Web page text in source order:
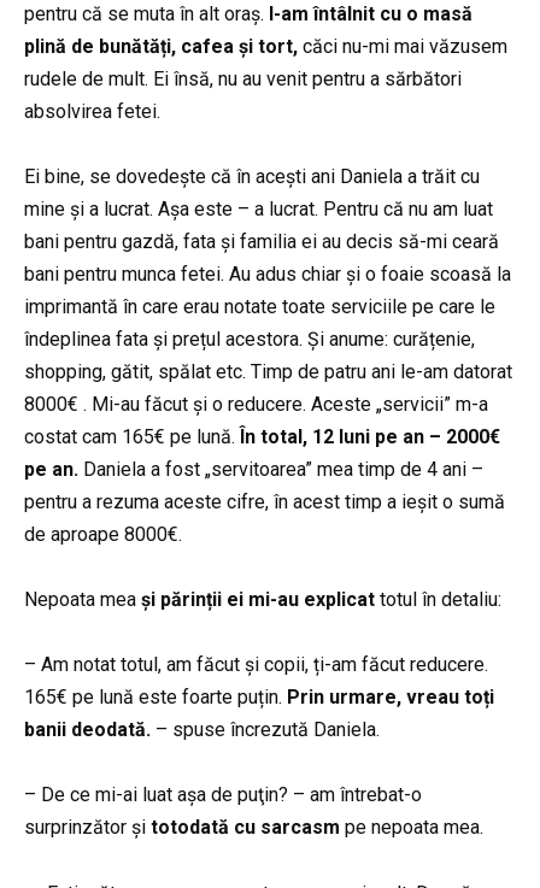
pentru că se muta în alt oraș. I-am întâlnit cu o masă
plină de bunătăți, cafea și tort, căci nu-mi mai văzusem
rudele de mult. Ei însă, nu au venit pentru a sărbători
absolvirea fetei.
Ei bine, se dovedește că în acești ani Daniela a trăit cu
mine și a lucrat. Așa este – a lucrat. Pentru că nu am luat
bani pentru gazdă, fata și familia ei au decis să-mi ceară
bani pentru munca fetei. Au adus chiar și o foaie scoasă la
imprimantă în care erau notate toate serviciile pe care le
îndeplinea fata și prețul acestora. Și anume: curățenie,
shopping, gătit, spălat etc. Timp de patru ani le-am datorat
8000€ . Mi-au făcut și o reducere. Aceste „servicii” m-a
costat cam 165€ pe lună. În total, 12 luni pe an – 2000€
pe an. Daniela a fost „servitoarea” mea timp de 4 ani –
pentru a rezuma aceste cifre, în acest timp a ieșit o sumă
de aproape 8000€.
Nepoata mea și părinții ei mi-au explicat totul în detaliu:
– Am notat totul, am făcut și copii, ți-am făcut reducere.
165€ pe lună este foarte puțin. Prin urmare, vreau toți
banii deodată. – spuse încrezută Daniela.
– De ce mi-ai luat așa de puţin? – am întrebat-o
surprinzător și totodată cu sarcasm pe nepoata mea.